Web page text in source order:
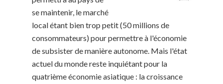
se maintenir, le marché
local étant bien trop petit (50 millions de
consommateurs) pour permettre à l'économie
de subsister de manière autonome. Mais l'état
actuel du monde reste inquiétant pour la
quatrième économie asiatique : la croissance